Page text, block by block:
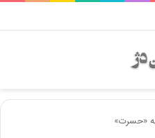
«حسرت»